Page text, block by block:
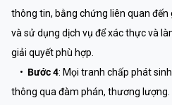
thông tin, bằng chứng liên quan
và sử dụng dịch vụ để xác thực và
giải quyết phù hợp.
• Bước 4: Mọi tranh chấp phát
thông qua đàm phán, thương lượng.